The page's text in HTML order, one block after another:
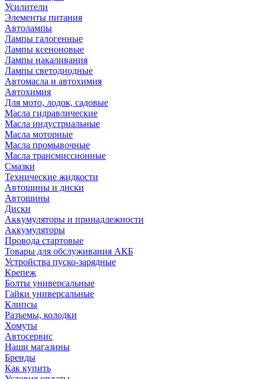
Усилители
Элементы питания
Автолампы
Лампы галогенные
Лампы ксеноновые
Лампы накаливания
Лампы светодиодные
Автомасла и автохимия
Автохимия
Для мото, лодок, садовые
Масла гидравлические
Масла индустриальные
Масла моторные
Масла промывочные
Масла трансмиссионные
Смазки
Технические жидкости
Автошины и диски
Автошины
Диски
Аккумуляторы и принадлежности
Аккумуляторы
Провода стартовые
Товары для обслуживания АКБ
Устройства пуско-зарядные
Крепеж
Болты универсальные
Гайки универсальные
Клипсы
Разъемы, колодки
Хомуты
Автосервис
Наши магазины
Бренды
Как купить